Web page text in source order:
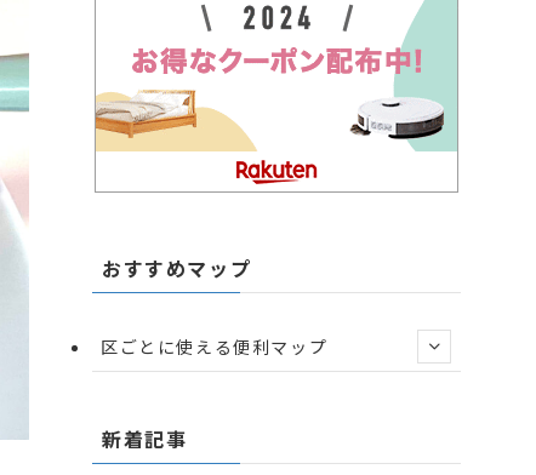
おすすめマップ
区ごとに使える便利マップ
新着記事